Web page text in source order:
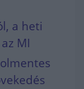
a heti
MI